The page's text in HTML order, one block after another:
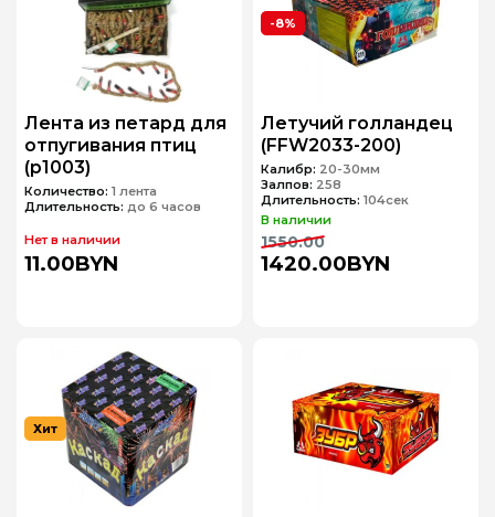
Лента из петард для
отпугивания птиц
(p1003)
Количество: 1 лента
Длительность: до 6 часов
Нет в наличии
11.00BYN
-8%
Летучий голландец
(FFW2033-200)
Калибр: 20-30мм
Залпов: 258
Длительность: 104сек
В наличии
1420.00BYN
1550.00
Хит